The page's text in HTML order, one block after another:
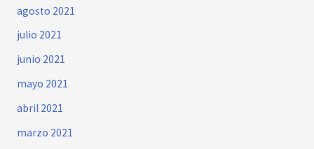
agosto 2021
julio 2021
junio 2021
mayo 2021
abril 2021
marzo 2021